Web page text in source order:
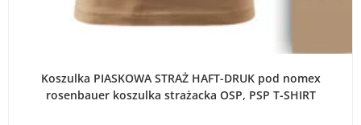
WYBIERZ OPCJE
Koszulka PIASKOWA STRAŻ HAFT-DRUK pod nomex
rosenbauer koszulka strażacka OSP, PSP T-SHIRT